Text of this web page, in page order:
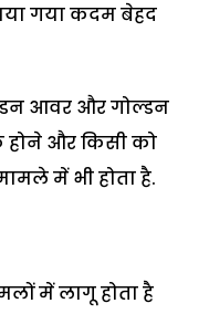
गया कदम बेहद
आवर और गोल्डन
और किसी को
में भी होता है.
में लागू होता है